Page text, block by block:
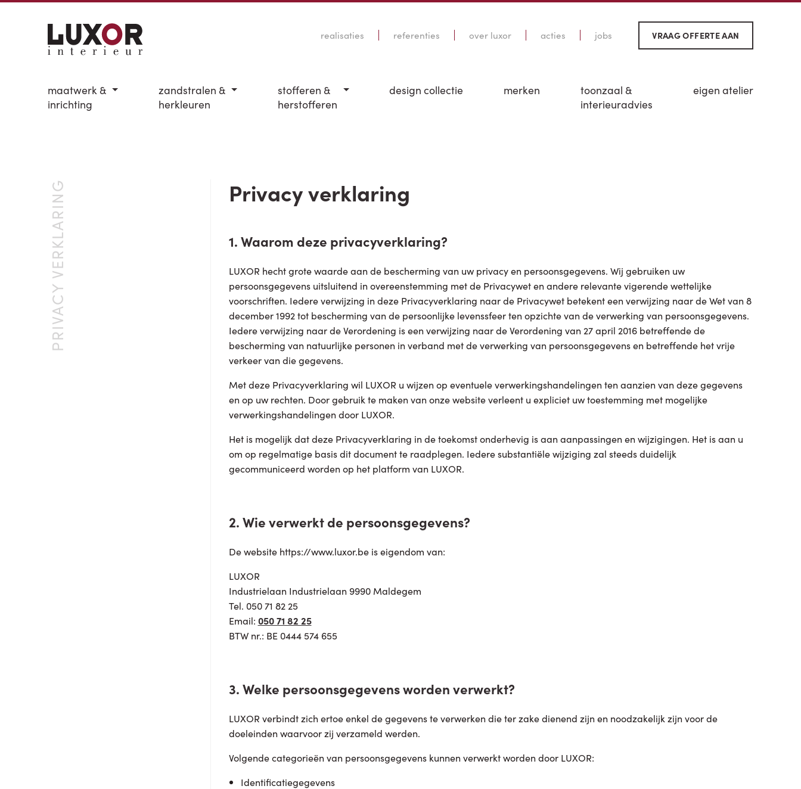
realisaties referenties over luxor acties jobs VRAAG OFFERTE AAN
maatwerk &
inrichting
zandstralen &
herkleuren
stofferen &
herstofferen
design collectie merken
toonzaal &
interieuradvies
eigen atelier
PRIVACY VERKLARING Privacy verklaring
1. Waarom deze privacyverklaring?
LUXOR hecht grote waarde aan de bescherming van uw privacy en persoonsgegevens. Wij gebruiken uw
persoonsgegevens uitsluitend in overeenstemming met de Privacywet en andere relevante vigerende wettelijke
voorschriften. Iedere verwijzing in deze Privacyverklaring naar de Privacywet betekent een verwijzing naar de Wet van 8
december 1992 tot bescherming van de persoonlijke levenssfeer ten opzichte van de verwerking van persoonsgegevens.
Iedere verwijzing naar de Verordening is een verwijzing naar de Verordening van 27 april 2016 betreffende de
bescherming van natuurlijke personen in verband met de verwerking van persoonsgegevens en betreffende het vrije
verkeer van die gegevens.
Met deze Privacyverklaring wil LUXOR u wijzen op eventuele verwerkingshandelingen ten aanzien van deze gegevens
en op uw rechten. Door gebruik te maken van onze website verleent u expliciet uw toestemming met mogelijke
verwerkingshandelingen door LUXOR.
Het is mogelijk dat deze Privacyverklaring in de toekomst onderhevig is aan aanpassingen en wijzigingen. Het is aan u
om op regelmatige basis dit document te raadplegen. Iedere substantiële wijziging zal steeds duidelijk
gecommuniceerd worden op het platform van LUXOR.
2. Wie verwerkt de persoonsgegevens?
De website https://www.luxor.be is eigendom van:
LUXOR
Industrielaan Industrielaan 9990 Maldegem
Tel. 050 71 82 25
Email: 050 71 82 25
BTW nr.: BE 0444 574 655
3. Welke persoonsgegevens worden verwerkt?
LUXOR verbindt zich ertoe enkel de gegevens te verwerken die ter zake dienend zijn en noodzakelijk zijn voor de
doeleinden waarvoor zij verzameld werden.
Volgende categorieën van persoonsgegevens kunnen verwerkt worden door LUXOR:
Identificatiegegevens